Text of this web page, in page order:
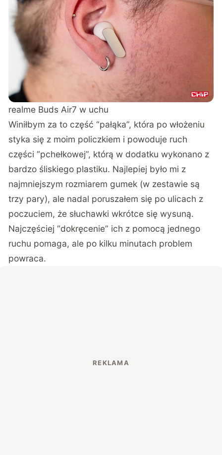
realme Buds Air7 w uchu
Winiłbym za to część “pałąka”, która po włożeniu
styka się z moim policzkiem i powoduje ruch
części “pchełkowej”, którą w dodatku wykonano z
bardzo śliskiego plastiku. Najlepiej było mi z
najmniejszym rozmiarem gumek (w zestawie są
trzy pary), ale nadal poruszałem się po ulicach z
poczuciem, że słuchawki wkrótce się wysuną.
Najczęściej “dokręcenie” ich z pomocą jednego
ruchu pomaga, ale po kilku minutach problem
powraca.